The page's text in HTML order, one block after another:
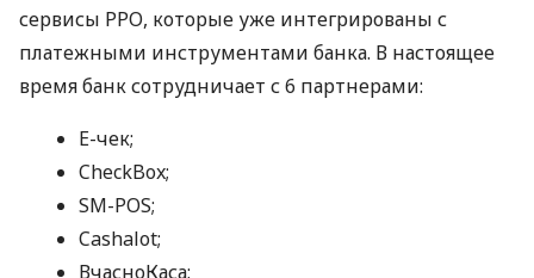
сервисы РРО, которые уже интегрированы с
платежными инструментами банка. В настоящее
время банк сотрудничает с 6 партнерами:
E-чек;
CheckBox;
SM-POS;
Cashalot;
ВчасноКаса;